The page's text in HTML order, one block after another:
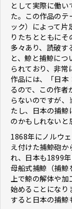
として実際に働
た。この作品のテ
ック）によって
りたちとともに
多々あり、読破す
と、鯨と捕鯨に
られており、非常
作品には、「日
るので、この作者
らないのですが
たし、日本の捕鯨
のかもしれないと
1868年にノルウ
え付けた捕鯨砲
れ、日本も1899
母船式捕鯨（捕鯨
上で鯨の解体や
始めることになり
すると日本の捕